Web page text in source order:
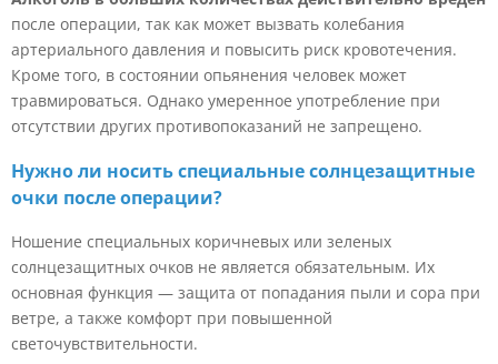
после операции, так как может вызвать колебания
артериального давления и повысить риск кровотечения.
Кроме того, в состоянии опьянения человек может
травмироваться. Однако умеренное употребление при
отсутствии других противопоказаний не запрещено.
Нужно ли носить специальные солнцезащитные
очки после операции?
Ношение специальных коричневых или зеленых
солнцезащитных очков не является обязательным. Их
основная функция — защита от попадания пыли и сора при
ветре, а также комфорт при повышенной
светочувствительности.